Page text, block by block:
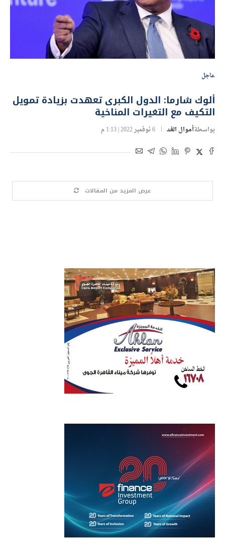
عاجل
ألوك شارما: الدول الكبرى تعهدت بزيادة تمويل
التكيف مع التغيرات المناخية
بواسطةأموال الغد 6 نوفمبر 2022 | 1:13 م
عرض المزيد من المقالات